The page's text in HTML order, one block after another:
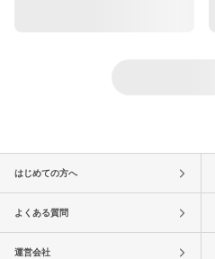
はじめての方へ
よくある質問
運営会社